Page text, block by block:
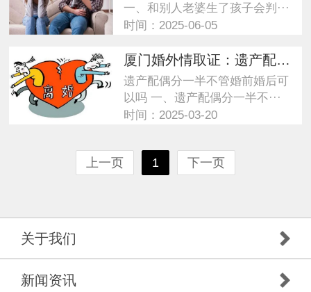
一、和别人老婆生了孩子会判···
时间：2025-06-05
厦门婚外情取证：遗产配偶分一半不管婚前婚后可以吗
遗产配偶分一半不管婚前婚后可
以吗 一、遗产配偶分一半不···
时间：2025-03-20
上一页 1 下一页
关于我们
新闻资讯